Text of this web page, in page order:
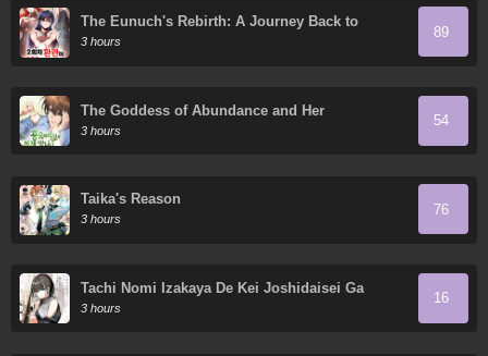
The Eunuch's Rebirth: A Journey Back to
Manhood
3 hours
89
The Goddess of Abundance and Her
Troublemaker Apostle
3 hours
54
Taika's Reason
3 hours
76
Tachi Nomi Izakaya De Kei Joshidaisei Ga
Tonari Ni Kuru Hanashi
3 hours
16